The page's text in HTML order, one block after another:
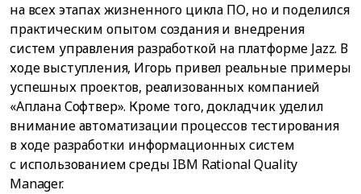
на всех этапах жизненного цикла ПО, но и поделился
практическим опытом создания и внедрения
систем управления разработкой на платформе Jazz. В
ходе выступления, Игорь привел реальные примеры
успешных проектов, реализованных компанией
«Аплана Софтвер». Кроме того, докладчик уделил
внимание автоматизации процессов тестирования
в ходе разработки информационных систем
с использованием среды IBM Rational Quality
Manager.